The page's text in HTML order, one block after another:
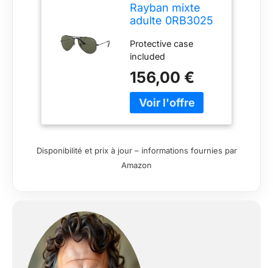
Rayban mixte
adulte 0RB3025
Montures de
lunettes, Noir
(Black/Crystal
Green Polarized)
Protective case
included
156,00 €
Disponibilité et prix à jour – informations fournies par
Amazon